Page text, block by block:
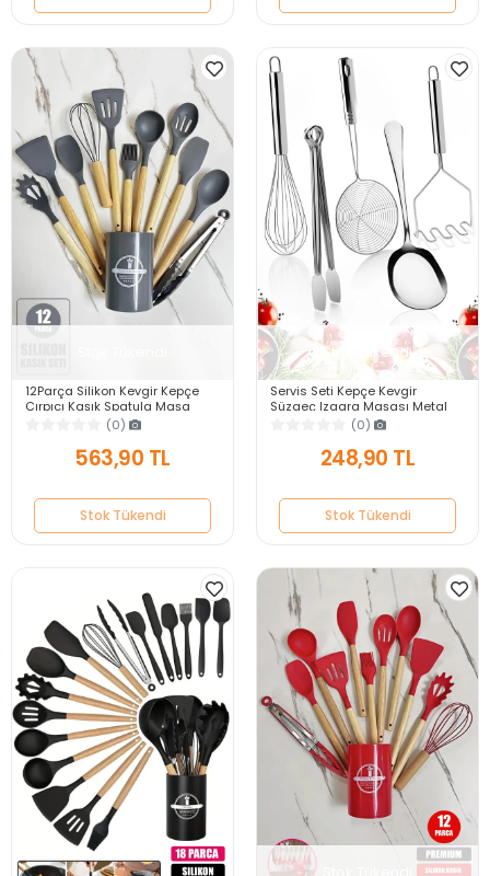
12Parça Silikon Kevgir Kepçe
Çırpıcı Kaşık Spatula Maşa
Servis Seti Bambu Saplı Gri
Mutfak Takımı
(0)
563,90 TL
Stok Tükendi
Stok Tükendi
Servis Seti Kepçe Kevgir
Süzgeç Izgara Maşası Metal
Patates Ezici Çelik Tel Çırpıcı
(0)
248,90 TL
Stok Tükendi